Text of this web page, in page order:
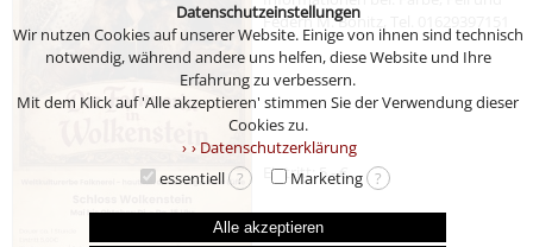
Datenschutzeinstellungen
Wir nutzen Cookies auf unserer Website. Einige von ihnen sind technisch
notwendig, während andere uns helfen, diese Website und Ihre
Erfahrung zu verbessern.
Mit dem Klick auf 'Alle akzeptieren' stimmen Sie der Verwendung dieser
Cookies zu.
› Datenschutzerklärung
essentiell? Marketing?
Alle akzeptieren
Federn M. Bonitz, Tel. 01629397151
Eintritt: 5,- €